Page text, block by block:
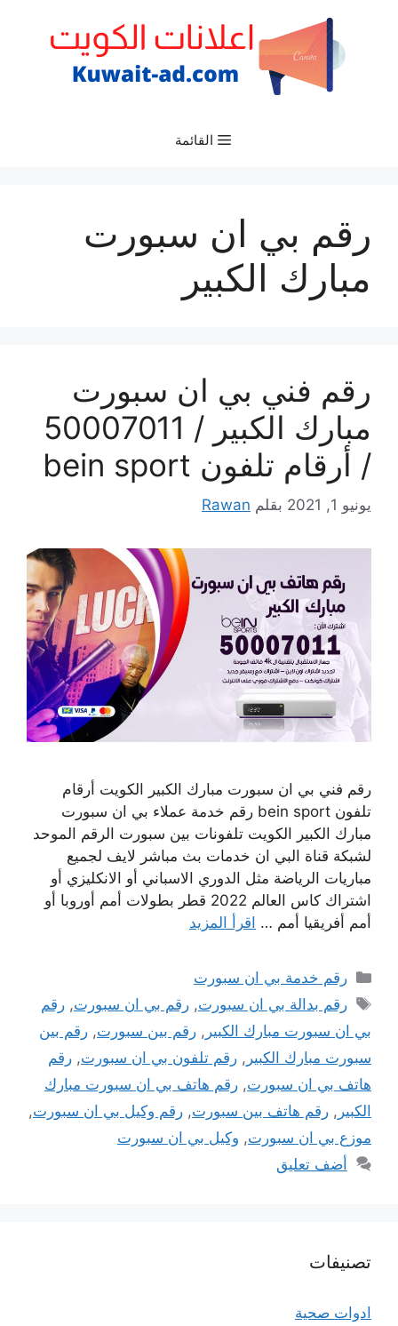
القائمة
رقم بي ان سبورت
مبارك الكبير
رقم فني بي ان سبورت
مبارك الكبير / 50007011
/ أرقام تلفون bein sport
يونيو 1, 2021 بقلم Rawan
رقم فني بي ان سبورت مبارك الكبير الكويت أرقام
تلفون bein sport رقم خدمة عملاء بي ان سبورت
مبارك الكبير الكويت تلفونات بين سبورت الرقم الموحد
لشبكة قناة البي ان خدمات بث مباشر لايف لجميع
مباريات الرياضة مثل الدوري الاسباني أو الانكليزي أو
اشتراك كاس العالم 2022 قطر بطولات أمم أوروبا أو
أمم أفريقيا أمم … اقرأ المزيد
التصنيفات
رقم خدمة بي ان سبورت
الوسوم
رقم بدالة بي ان سبورت,رقم بي ان سبورت,رقم
بي ان سبورت مبارك الكبير , رقم بين سبورت, رقم بين
سبورت مبارك الكبير , رقم تلفون بي ان سبورت, رقم
هاتف بي ان سبورت, رقم هاتف بي ان سبورت مبارك
الكبير , رقم هاتف بين سبورت, رقم وكيل بي ان سبورت,
موزع بي ان سبورت, وكيل بي ان سبورت
أضف تعليق
تصنيفات
ادوات صحية